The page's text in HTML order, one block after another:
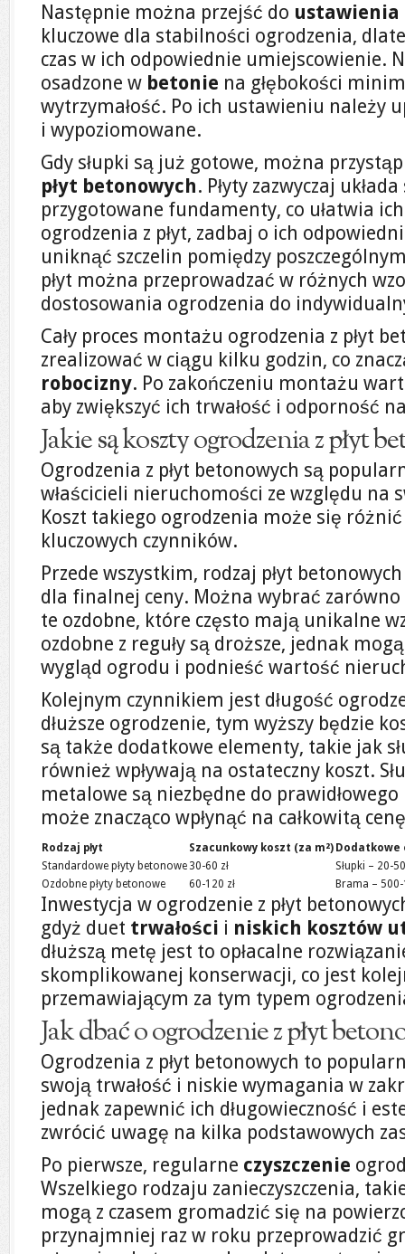
Następnie można przejść do ustawienia
kluczowe dla stabilności ogrodzenia,
czas w ich odpowiednie umiejscowienie.
osadzone w betonie na głębokości
wytrzymałość. Po ich ustawieniu należy
i wypoziomowane.
Gdy słupki są już gotowe, można
płyt betonowych. Płyty zazwyczaj
przygotowane fundamenty, co ułatwia
ogrodzenia z płyt, zadbaj o ich
uniknąć szczelin pomiędzy
płyt można przeprowadzać w różnych
dostosowania ogrodzenia do
Cały proces montażu ogrodzenia z płyt
zrealizować w ciągu kilku godzin, co
robocizny. Po zakończeniu montażu
aby zwiększyć ich trwałość i odporność
Jakie są koszty ogrodzenia z płyt
Ogrodzenia z płyt betonowych są
właścicieli nieruchomości ze względu na
Koszt takiego ogrodzenia może się
kluczowych czynników.
Przede wszystkim, rodzaj płyt
dla finalnej ceny. Można wybrać
te ozdobne, które często mają unikalne
ozdobne z reguły są droższe, jednak
wygląd ogrodu i podnieść wartość
Kolejnym czynnikiem jest długość
dłuższe ogrodzenie, tym wyższy będzie
są także dodatkowe elementy, takie jak
również wpływają na ostateczny koszt.
metalowe są niezbędne do
może znacząco wpłynąć na całkowitą
Rodzaj płyt Szacunkowy koszt (za m²) Dodatkowe
Standardowe płyty betonowe 30-60 zł
Słupki – 20-
Ozdobne płyty betonowe
60-120 zł Brama – 500-
Inwestycja w ogrodzenie z płyt
gdyż duet trwałości i niskich kosztów
dłuższą metę jest to opłacalne
skomplikowanej konserwacji, co jest
przemawiającym za tym typem
Jak dbać o ogrodzenie z płyt
Ogrodzenia z płyt betonowych to
swoją trwałość i niskie wymagania w
jednak zapewnić ich długowieczność i
zwrócić uwagę na kilka podstawowych
Po pierwsze, regularne czyszczenie
Wszelkiego rodzaju zanieczyszczenia,
mogą z czasem gromadzić się na
przynajmniej raz w roku przeprowadzić